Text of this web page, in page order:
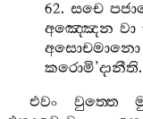
62.සචෙ
අඤ‍්ඤෙන වා
අසොචමානො
කරොමි’දානීති.
එවං
වුත‍්තෙ